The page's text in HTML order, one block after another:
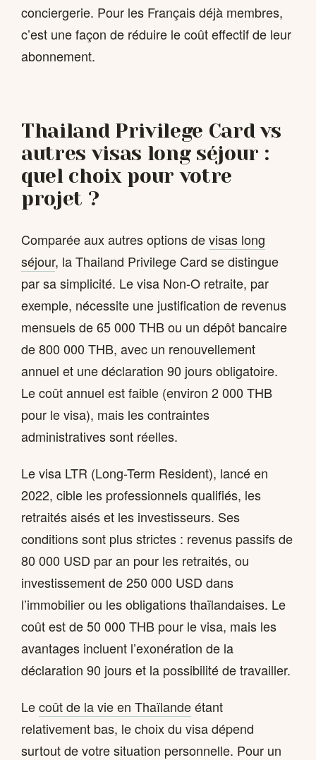
conciergerie. Pour les Français déjà membres,
c’est une façon de réduire le coût effectif de leur
abonnement.
Thailand Privilege Card vs
autres visas long séjour :
quel choix pour votre
projet ?
Comparée aux autres options devisas long
séjour, la Thailand Privilege Card se distingue
par sa simplicité. Le visa Non-O retraite, par
exemple, nécessite une justification de revenus
mensuels de 65 000 THB ou un dépôt bancaire
de 800 000 THB, avec un renouvellement
annuel et une déclaration 90 jours obligatoire.
Le coût annuel est faible (environ 2 000 THB
pour le visa), mais les contraintes
administratives sont réelles.
Le visa LTR (Long-Term Resident), lancé en
2022, cible les professionnels qualifiés, les
retraités aisés et les investisseurs. Ses
conditions sont plus strictes : revenus passifs de
80 000 USD par an pour les retraités, ou
investissement de 250 000 USD dans
l’immobilier ou les obligations thaïlandaises. Le
coût est de 50 000 THB pour le visa, mais les
avantages incluent l’exonération de la
déclaration 90 jours et la possibilité de travailler.
Lecoût de la vie en Thaïlandeétant
relativement bas, le choix du visa dépend
surtout de votre situation personnelle. Pour un